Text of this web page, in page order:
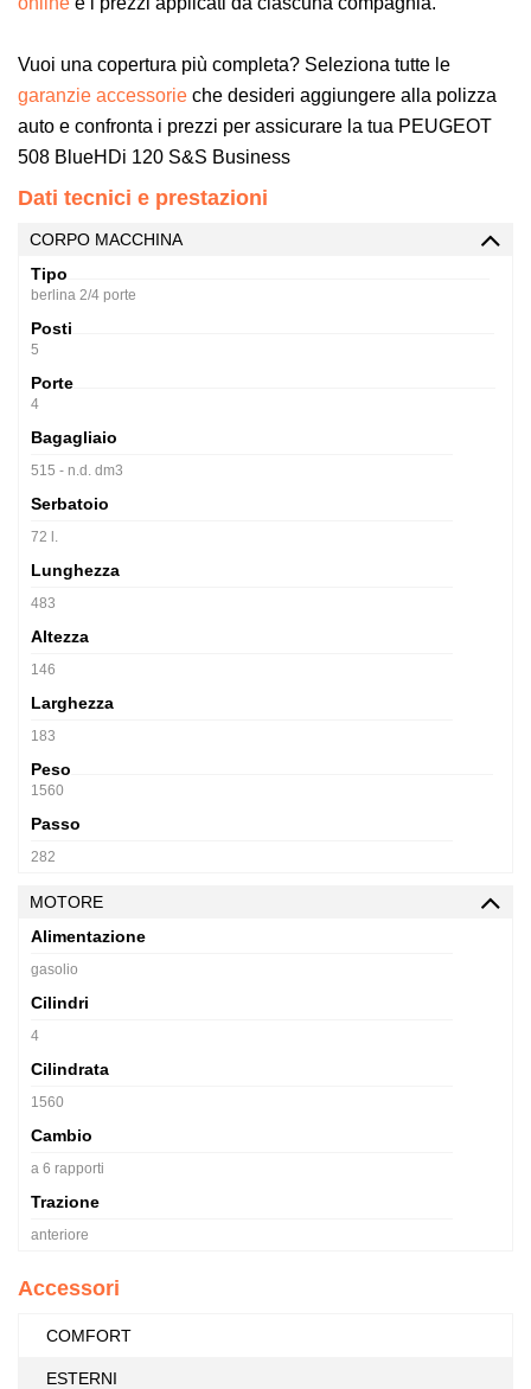
Vuoi una copertura più completa? Seleziona tutte le
garanzie accessorie che desideri aggiungere alla polizza
auto e confronta i prezzi per assicurare la tua PEUGEOT
508 BlueHDi 120 S&S Business
Dati tecnici e prestazioni
CORPO MACCHINA
Tipo
berlina 2/4 porte
Posti
5
Porte
4
Bagagliaio
515 - n.d. dm3
Serbatoio
72 l.
Lunghezza
483
Altezza
146
Larghezza
183
Peso
1560
Passo
282
MOTORE
Alimentazione
gasolio
Cilindri
4
Cilindrata
1560
Cambio
a 6 rapporti
Trazione
anteriore
Accessori
COMFORT
ESTERNI